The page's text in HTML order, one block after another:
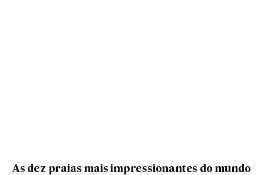
As dez praias mais impressionantes do mundo